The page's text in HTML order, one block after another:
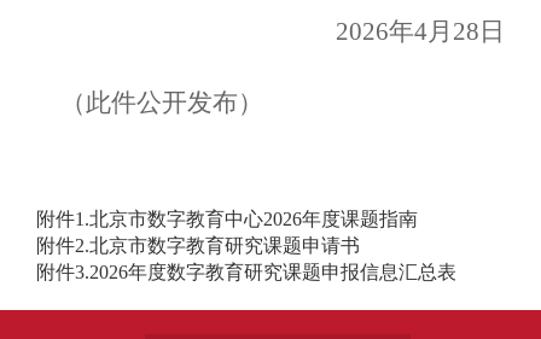
2026年4月28日
（此件公开发布）
附件1.北京市数字教育中心2026年度课题指南
附件2.北京市数字教育研究课题申请书
附件3.2026年度数字教育研究课题申报信息汇总表